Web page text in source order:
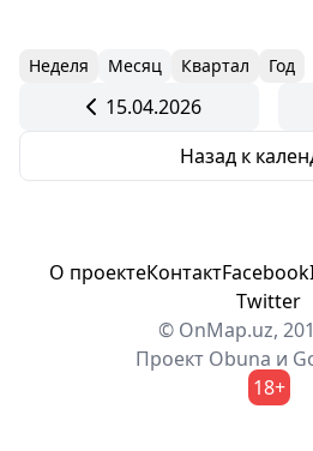
Неделя Месяц Квартал Год
15.04.2026
Назад к
О проектеКонтактFacebook
Twitter
© OnMap.uz,
Проект Obuna и
18+